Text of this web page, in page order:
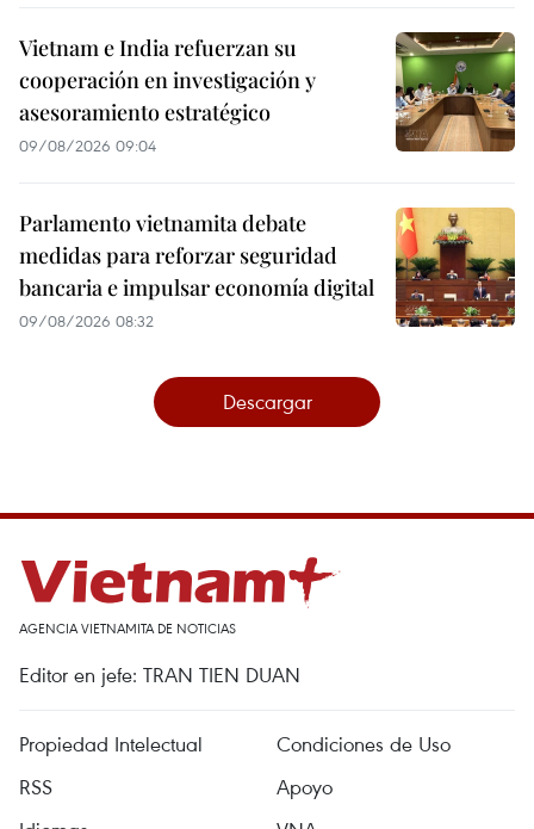
Vietnam e India refuerzan su
cooperación en investigación y
asesoramiento estratégico
09/08/2026 09:04
Parlamento vietnamita debate
medidas para reforzar seguridad
bancaria e impulsar economía digital
09/08/2026 08:32
Descargar
AGENCIA VIETNAMITA DE NOTICIAS
Editor en jefe: TRAN TIEN DUAN
Propiedad Intelectual
Condiciones de Uso
RSS
Apoyo